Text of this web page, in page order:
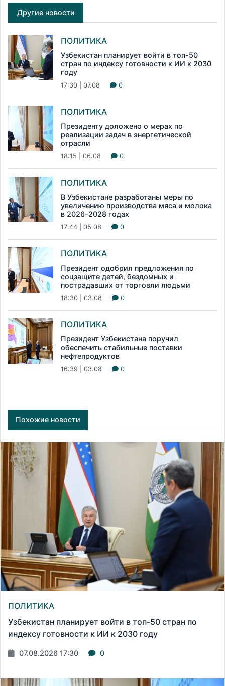
Другие новости
ПОЛИТИКА
Узбекистан планирует войти в топ-50
стран по индексу готовности к ИИ к 2030
году
17:30 | 07.08 0
ПОЛИТИКА
Президенту доложено о мерах по
реализации задач в энергетической
отрасли
18:15 | 06.08 0
ПОЛИТИКА
В Узбекистане разработаны меры по
увеличению производства мяса и молока
в 2026-2028 годах
17:44 | 05.08 0
ПОЛИТИКА
Президент одобрил предложения по
соцзащите детей, бездомных и
пострадавших от торговли людьми
18:30 | 03.08 0
ПОЛИТИКА
Президент Узбекистана поручил
обеспечить стабильные поставки
нефтепродуктов
16:39 | 03.08 0
Похожие новости
ПОЛИТИКА
Узбекистан планирует войти в топ-50 стран по
индексу готовности к ИИ к 2030 году
07.08.2026 17:30 0